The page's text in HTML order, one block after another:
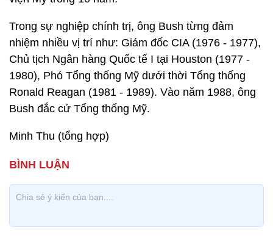
Trong sự nghiệp chính trị, ông Bush từng đảm
nhiệm nhiều vị trí như: Giám đốc CIA (1976 - 1977),
Chủ tịch Ngân hàng Quốc tế I tại Houston (1977 -
1980), Phó Tổng thống Mỹ dưới thời Tổng thống
Ronald Reagan (1981 - 1989). Vào năm 1988, ông
Bush đắc cử Tổng thống Mỹ.
Minh Thu (tổng hợp)